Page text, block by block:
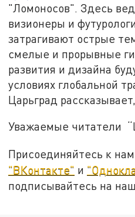
"Ломоносов". Здесь
визионеры и
затрагивают острые
смелые и прорывные
развития и дизайна
условиях глобальной
Царьград
Уважаемые читатели
Присоединяйтесь к
"ВКонтакте" и
подписывайтесь на наш